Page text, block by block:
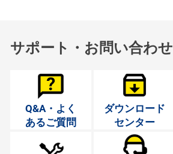
サポート・お問い合わせ
Q&A・よく
あるご質問
ダウンロード
センター